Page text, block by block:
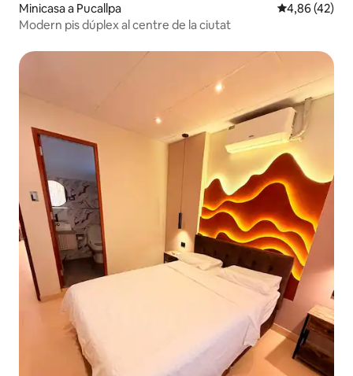
Minicasa a Pucallpa 4,86 de
4,86 (42)
Modern pis dúplex al centre de la ciutat